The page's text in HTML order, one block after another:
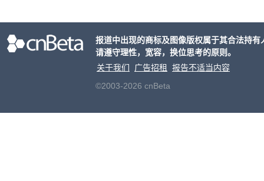
报道中出现的商标及图像版权属于其合法持
请遵守理性，宽容，换位思考的原则。
关于我们
广告招租
报告不适当内容
©2003-2026 cnBeta